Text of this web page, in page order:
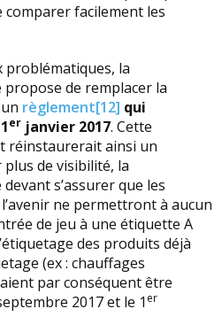
comparer facilement les
problématiques, la
de remplacer la
règlement[12] qui
er janvier 2017. Cette
réinstaurerait ainsi un
plus de visibilité, la
s’assurer que les
ne permettront à aucun
de jeu à une étiquette A
des produits déjà
(ex : chauffages
par conséquent être
2017 et le 1 er